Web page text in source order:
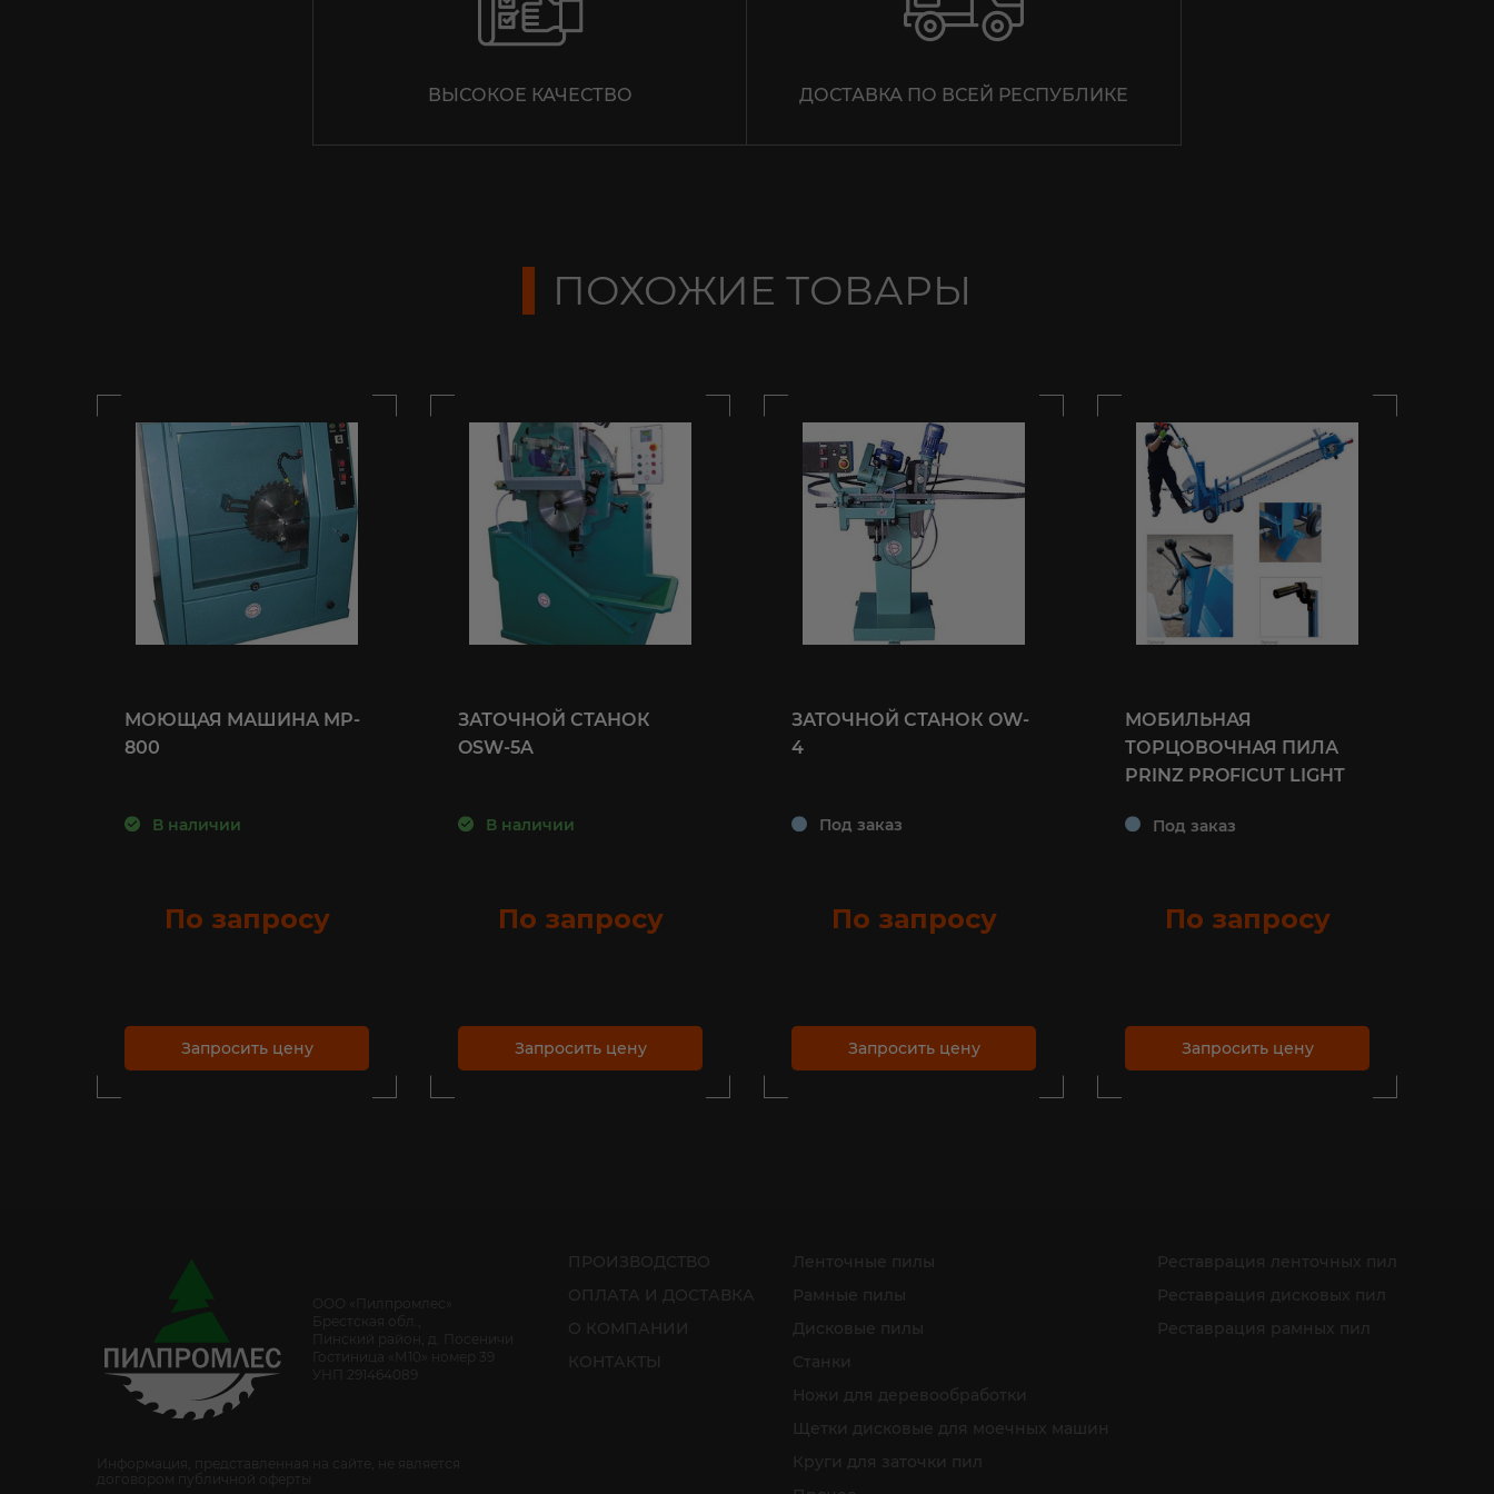
ВЫСОКОЕ КАЧЕСТВО ДОСТАВКА ПО ВСЕЙ РЕСПУБЛИКЕ
ПОХОЖИЕ ТОВАРЫ
МОЮЩАЯ МАШИНА MP-
800
В наличии
По запросу
Запросить цену
ЗАТОЧНОЙ СТАНОК
OSW-5A
В наличии
По запросу
Запросить цену
ЗАТОЧНОЙ СТАНОК OW-
4
Под заказ
По запросу
Запросить цену
МОБИЛЬНАЯ
ТОРЦОВОЧНАЯ ПИЛА
PRINZ PROFICUT LIGHT
Под заказ
По запросу
Запросить цену
Брестская обл.,
Гостиница «М10» номер 39
УНП 291464089
договором публичной оферты
ПРОИЗВОДСТВО
ОПЛАТА И ДОСТАВКА
О КОМПАНИИ
КОНТАКТЫ
Ленточные пилы
Рамные пилы
Дисковые пилы
Станки
Ножи для деревообработки
Щетки дисковые для моечных машин
Круги для заточки пил
Реставрация ленточных пил
Реставрация дисковых пил
Реставрация рамных пил
ОТПРАВИТЬ